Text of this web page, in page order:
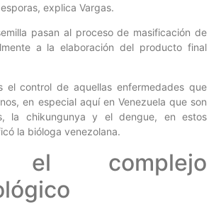
explica Vargas.
pasan al proceso de masificación de
a la elaboración del producto final
el control de aquellas enfermedades que
en especial aquí en Venezuela que son
la chikungunya y el dengue, en estos
la bióloga venezolana.
el complejo